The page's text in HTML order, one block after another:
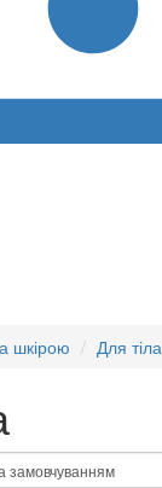
шкірою Для тіла